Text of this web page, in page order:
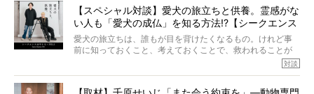
とりを目の当たりにするほどに、そのフレンチブルドッグ
愛がわたしたちのそれとまったく同じであることに、なん
だかうれしくなってしまったのでした。
春奈さんとアムちゃんのすてきな暮らしを、BUHI編集長の
小西がいつくしみながら、切り取らせていただきます。
【スペシャル対談】愛犬の旅立ちと供養。霊感がな
い人も「愛犬の成仏」を知る方法!?【シークエンス
はやとも×PELI】
愛犬の旅立ちは、誰もが目を背けたくなるもの。けれど事
前に知っておくこと、考えておくことで、救われることが
対談